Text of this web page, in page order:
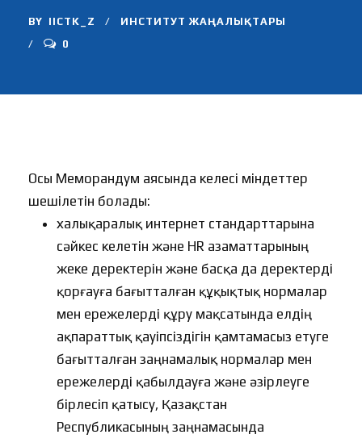
BY IICTK_Z
ИНСТИТУТ ЖАҢАЛЫҚТАРЫ
0
Осы Меморандум аясында келесі міндеттер
шешілетін болады:
халықаралық интернет стандарттарына
сәйкес келетін және HR азаматтарының
жеке деректерін және басқа да деректерді
қорғауға бағытталған құқықтық нормалар
мен ережелерді құру мақсатында елдің
ақпараттық қауіпсіздігін қамтамасыз етуге
бағытталған заңнамалық нормалар мен
ережелерді қабылдауға және әзірлеуге
бірлесіп қатысу, Қазақстан
Республикасының заңнамасында